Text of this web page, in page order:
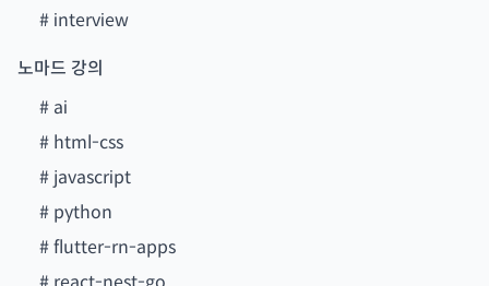
# interview
노마드 강의
# ai
# html-css
# javascript
# python
#flutter-rn-apps